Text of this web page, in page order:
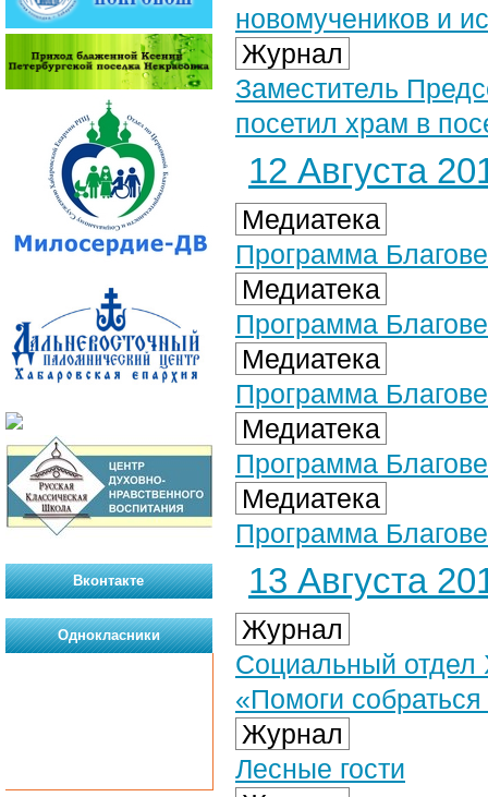
новомучеников и
Журнал
Заместитель
посетил храм в
12 Августа
Медиатека
Программа
Медиатека
Программа
Медиатека
Программа
Медиатека
Программа
Медиатека
Программа
13 Августа
Журнал
Социальный отдел
«Помоги
Журнал
Лесные гости
Вконтакте
Однокласники